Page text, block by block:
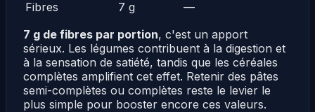
Fibres
7 g
—
7 g de fibres par portion, c'est un apport
sérieux. Les légumes contribuent à la digestion et
à la sensation de satiété, tandis que les céréales
complètes amplifient cet effet. Retenir des pâtes
semi-complètes ou complètes reste le levier le
plus simple pour booster encore ces valeurs.